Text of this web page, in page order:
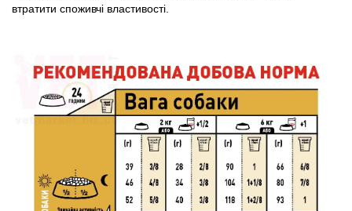
втратити споживчі властивості.